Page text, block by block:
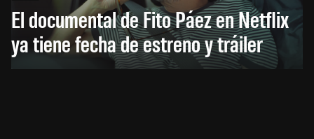
El documental de Fito Páez en Netflix
ya tiene fecha de estreno y tráiler